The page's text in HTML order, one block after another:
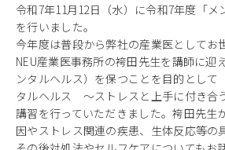
令和7年11月12日（水）に令和7年度「メ
を行いました。
今年度は普段から弊社の産業医としてお
NEU産業医事務所の袴田先生を講師に迎
ンタルヘルス）を保つことを目的として
タルヘルス 〜ストレスと上手に付き合
講習を行っていただきました。袴田先生
因やストレス関連の疾患、生体反応等の